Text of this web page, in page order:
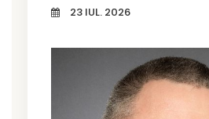
23 IUL. 2026